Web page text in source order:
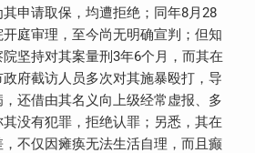
申请取保，均遭拒绝；同年8月28
庭审理，至今尚无明确宣判；但知
坚持对其案量刑3年6个月，而其在
府截访人员多次对其施暴殴打，导
还借由其名义向上级经常虚报、多
没有犯罪，拒绝认罪；另悉，其在
不仅因瘫痪无法生活自理，而且癫